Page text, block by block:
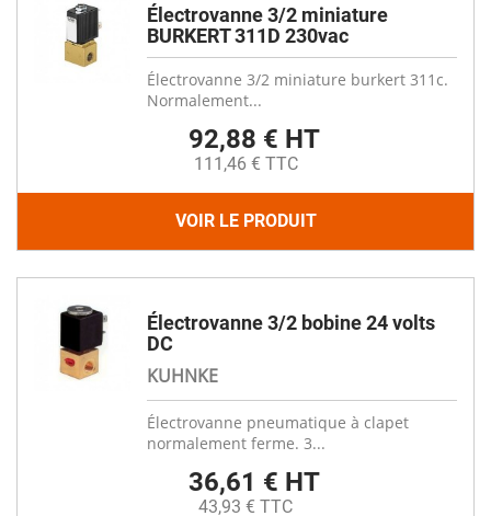
Électrovanne 3/2 miniature
BURKERT 311D 230vac
Électrovanne 3/2 miniature burkert 311c.
Normalement...
92,88 € HT
111,46 € TTC
VOIR LE PRODUIT
Électrovanne 3/2 bobine 24 volts
DC
KUHNKE
Électrovanne pneumatique à clapet
normalement ferme. 3...
36,61 € HT
43,93 € TTC